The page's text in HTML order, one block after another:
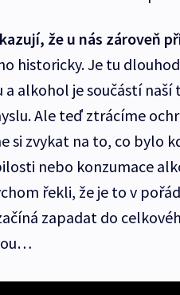
že u nás zároveň
historicky. Je tu
a alkohol je součástí
Ale teď ztrácíme
si zvykat na to, co bylo
nebo konzumace
řekli, že je to v
zapadat do